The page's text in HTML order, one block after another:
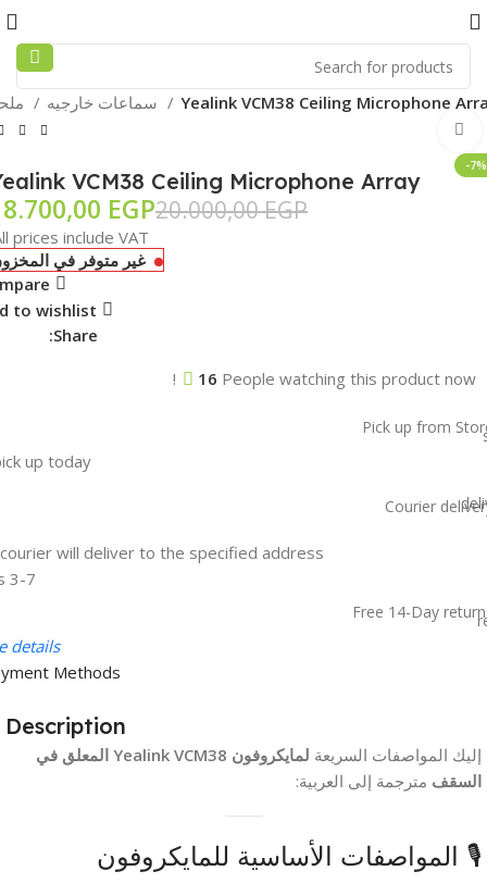
Yealink VCM38 Ceiling Microphone
-7%
VCM38 Ceiling Microphone Array
20.000,00EGP
EGP
prices include VAT.
غير متوفر في
to wishlist
Share:
16 People watching this product now!
Pick up from
up today
Courier
will deliver to the specified address
3-7 Days
Free 14-Day
details
Methods:
Description
إليك المواصفات السريعة
لمايكروفون Yealink VCM38 المعلق في
السقف مترجمة إلى العربية:
🎙 المواصفات الأساسية للمايكروفون